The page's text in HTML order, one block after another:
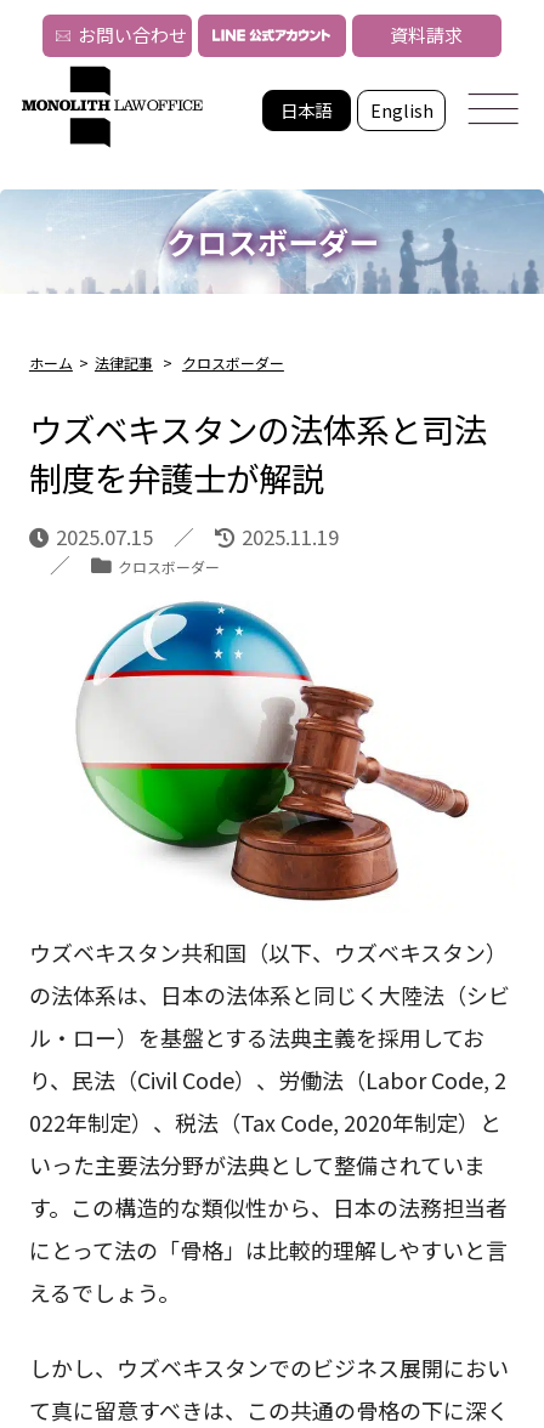
日本語 English
お問い合わせ 資料請求
クロスボーダー
ホーム > 法律記事 > クロスボーダー
ウズベキスタンの法体系と司法
制度を弁護士が解説
2025.07.15 2025.11.19
クロスボーダー
ウズベキスタン共和国（以下、ウズベキスタン）
の法体系は、日本の法体系と同じく大陸法（シビ
ル・ロー）を基盤とする法典主義を採用してお
り、民法（Civil Code）、労働法（Labor Code, 2
022年制定）、税法（Tax Code, 2020年制定）と
いった主要法分野が法典として整備されていま
す。この構造的な類似性から、日本の法務担当者
にとって法の「骨格」は比較的理解しやすいと言
えるでしょう。
しかし、ウズベキスタンでのビジネス展開におい
て真に留意すべきは、この共通の骨格の下に深く